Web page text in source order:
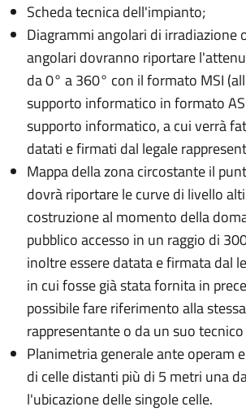
Scheda tecnica dell'impianto;
Diagrammi angolari di irradiazione
angolari dovranno riportare
da 0° a 360° con il formato MSI
supporto informatico in formato
supporto informatico, a cui verrà
datati e firmati dal legale
Mappa della zona circostante il
dovrà riportare le curve di livello
costruzione al momento della
pubblico accesso in un raggio di
inoltre essere datata e firmata dal
in cui fosse già stata fornita in
possibile fare riferimento alla
rappresentante o da un suo
Planimetria generale ante operam
di celle distanti più di 5 metri una
l'ubicazione delle singole celle.